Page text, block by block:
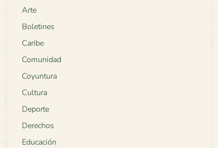
Arte
Boletines
Caribe
Comunidad
Coyuntura
Cultura
Deporte
Derechos
Educación